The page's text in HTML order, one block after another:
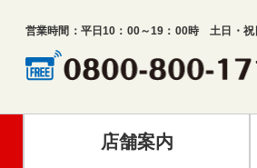
営業時間：平日10：00～19：00時 土日・祝
店舗案内